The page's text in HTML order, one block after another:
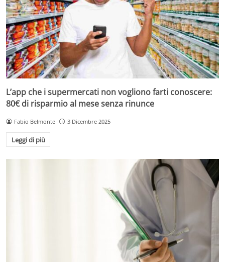
L’app che i supermercati non vogliono farti conoscere:
80€ di risparmio al mese senza rinunce
Fabio Belmonte 3 Dicembre 2025
Leggi di più